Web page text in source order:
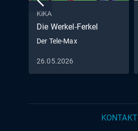
KiKA
Die Werkel-Ferkel
Der Tele-Max
26.05.2026
KONTAKT